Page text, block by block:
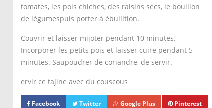
tomates, les pois chiches, des raisins secs, le bouillon
de légumespuis porter à ébullition.
Couvrir et laisser mijoter pendant 10 minutes.
Incorporer les petits pois et laisser cuire pendant 5
minutes. Saupoudrer de coriandre, de servir.
ervir ce tajine avec du couscous
Facebook Twitter Google Plus Pinterest